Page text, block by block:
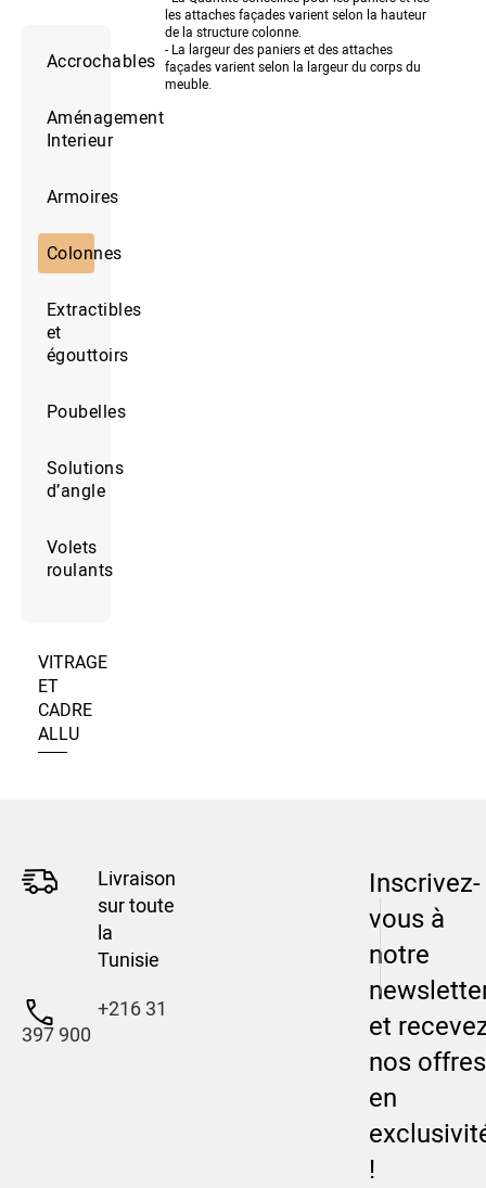
Accrochables
Aménagement
Interieur
Armoires
Colonnes
Extractibles
et
égouttoirs
Poubelles
Solutions
d’angle
Volets
roulants
VITRAGE
ET
CADRE
ALLU
les attaches façades varient selon la hauteur
de la structure colonne.
- La largeur des paniers et des attaches
façades varient selon la largeur du corps du
meuble.
Livraison
sur toute
la
Tunisie
+216 31
397 900
Inscrivez-
vous à
notre
et
nos offres
en
!